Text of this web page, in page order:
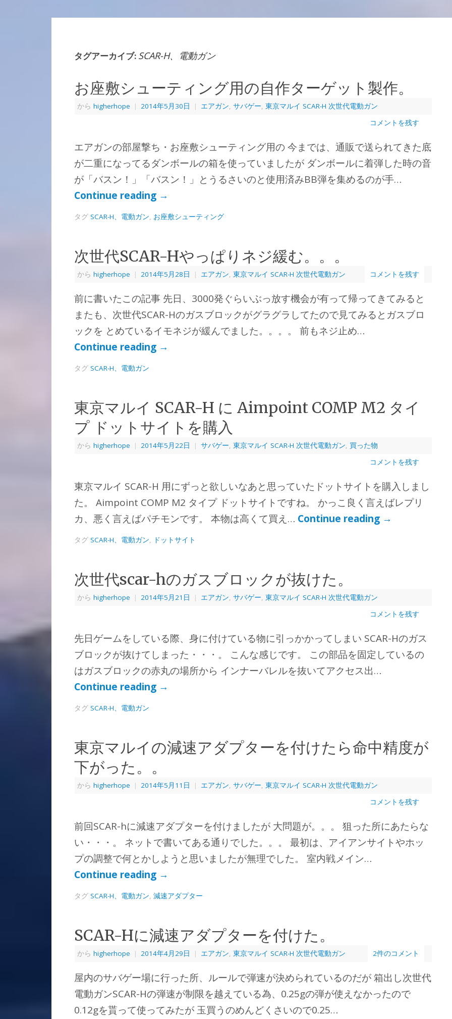
タグアーカイブ: SCAR-H、電動ガン
お座敷シューティング用の自作ターゲット製作。
から higherhope | 2014年5月30日 | エアガン, サバゲー, 東京マルイ SCAR-H 次世代電動ガン
コメントを残す
エアガンの部屋撃ち・お座敷シューティング用の 今までは、通販で送られてきた底
が二重になってるダンボールの箱を使っていましたが ダンボールに着弾した時の音
が「バスン！」「バスン！」とうるさいのと使用済みBB弾を集めるのが手…
Continue reading →
タグ SCAR-H、電動ガン, お座敷シューティング
次世代SCAR-Hやっぱりネジ緩む。。。
から higherhope | 2014年5月28日 | エアガン, 東京マルイ SCAR-H 次世代電動ガン コメントを残す
前に書いたこの記事 先日、3000発ぐらいぶっ放す機会が有って帰ってきてみると
またも、次世代SCAR-Hのガスブロックがグラグラしてたので見てみるとガスブロ
ックを とめているイモネジが緩んでました。。。。 前もネジ止め…
Continue reading →
タグ SCAR-H、電動ガン
東京マルイ SCAR-H に Aimpoint COMP M2 タイ
プ ドットサイトを購入
から higherhope | 2014年5月22日 | サバゲー, 東京マルイ SCAR-H 次世代電動ガン, 買った物
コメントを残す
東京マルイ SCAR-H 用にずっと欲しいなあと思っていたドットサイトを購入しまし
た。 Aimpoint COMP M2 タイプ ドットサイトですね。 かっこ良く言えばレプリ
カ、悪く言えばパチモンです。 本物は高くて買え… Continue reading →
タグ SCAR-H、電動ガン, ドットサイト
次世代scar-hのガスブロックが抜けた。
から higherhope | 2014年5月21日 | エアガン, サバゲー, 東京マルイ SCAR-H 次世代電動ガン
コメントを残す
先日ゲームをしている際、身に付けている物に引っかかってしまい SCAR-Hのガス
ブロックが抜けてしまった・・・。 こんな感じです。 この部品を固定しているの
はガスブロックの赤丸の場所から インナーバレルを抜いてアクセス出…
Continue reading →
タグ SCAR-H、電動ガン
東京マルイの減速アダプターを付けたら命中精度が
下がった。。
から higherhope | 2014年5月11日 | エアガン, サバゲー, 東京マルイ SCAR-H 次世代電動ガン
コメントを残す
前回SCAR-hに減速アダプターを付けましたが 大問題が。。。 狙った所にあたらな
い・・・。 ネットで書いてある通りでした。。。 最初は、アイアンサイトやホッ
プの調整で何とかしようと思いましたが無理でした。 室内戦メイン…
Continue reading →
タグ SCAR-H、電動ガン, 減速アダプター
SCAR-Hに減速アダプターを付けた。
から higherhope | 2014年4月29日 | エアガン, 東京マルイ SCAR-H 次世代電動ガン 2件のコメント
屋内のサバゲー場に行った所、ルールで弾速が決められているのだが 箱出し次世代
電動ガンSCAR-Hの弾速が制限を越えている為、0.25gの弾が使えなかったので
0.12gを貰って使ってみたが 玉買うのめんどくさいので0.25…